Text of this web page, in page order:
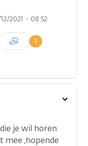
2021 - 08:52
1
te
je wil horen
mee ,hopende
Toon